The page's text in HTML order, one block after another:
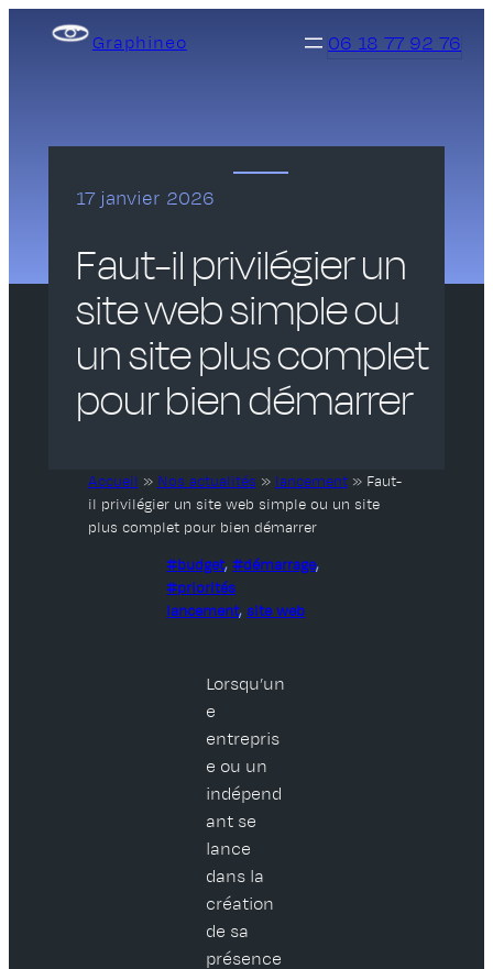
Graphineo 06 18 77 92 76
17 janvier 2026
Faut-il privilégier un
site web simple ou
un site plus complet
pour bien démarrer
Accueil » Nos actualités » lancement» Faut-
il privilégier un site web simple ou un site
plus complet pour bien démarrer
budget, démarrage
priorités
lancement, site web
Lorsqu’un
e
entrepris
e ou un
indépend
ant se
lance
dans la
création
de sa
présence